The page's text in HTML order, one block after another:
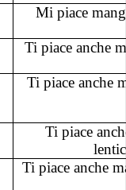
Mi piace
Ti piace anche
Ti piace anche
Ti piace
Ti piace anche